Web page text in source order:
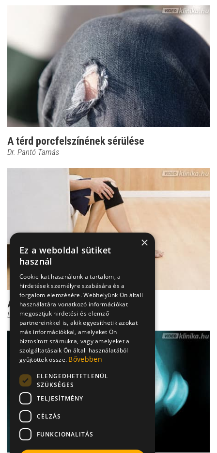
A térd porcfelszínének sérülése
Dr. Pantó Tamás
A porcfelszín-sérülés kezelése
Dr. Pantó Tamás
×
Ez a weboldal sütiket
használ
Cookie-kat használunk a tartalom, a
hirdetések személyre szabására és a
forgalom elemzésére. Webhelyünk Ön általi
használatára vonatkozó információkat
megosztjuk hirdetési és elemző
partnereinkkel is, akik egyesíthetik azokat
más információkkal, amelyeket Ön
biztosított számukra, vagy amelyeket a
szolgáltatásaik Ön általi használatából
gyűjtöttek össze. Bővebben
ELENGEDHETETLENÜL
SZÜKSÉGES
TELJESÍTMÉNY
CÉLZÁS
FUNKCIONALITÁS